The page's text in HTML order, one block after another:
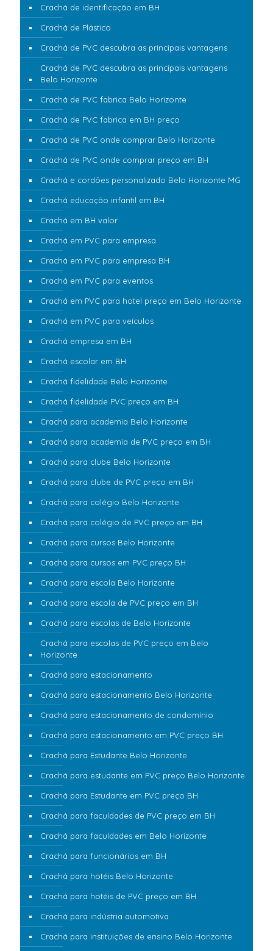
Crachá de identificação em BH
Crachá de Plástico
Crachá de PVC descubra as principais vantagens
Crachá de PVC descubra as principais vantagens
Belo Horizonte
Crachá de PVC fabrica Belo Horizonte
Crachá de PVC fabrica em BH preço
Crachá de PVC onde comprar Belo Horizonte
Crachá de PVC onde comprar preço em BH
Crachá e cordões personalizado Belo Horizonte MG
Crachá educação infantil em BH
Crachá em BH valor
Crachá em PVC para empresa
Crachá em PVC para empresa BH
Crachá em PVC para eventos
Crachá em PVC para hotel preço em Belo Horizonte
Crachá em PVC para veículos
Crachá empresa em BH
Crachá escolar em BH
Crachá fidelidade Belo Horizonte
Crachá fidelidade PVC preço em BH
Crachá para academia Belo Horizonte
Crachá para academia de PVC preço em BH
Crachá para clube Belo Horizonte
Crachá para clube de PVC preço em BH
Crachá para colégio Belo Horizonte
Crachá para colégio de PVC preço em BH
Crachá para cursos Belo Horizonte
Crachá para cursos em PVC preço BH
Crachá para escola Belo Horizonte
Crachá para escola de PVC preço em BH
Crachá para escolas de Belo Horizonte
Crachá para escolas de PVC preço em Belo
Horizonte
Crachá para estacionamento
Crachá para estacionamento Belo Horizonte
Crachá para estacionamento de condomínio
Crachá para estacionamento em PVC preço BH
Crachá para Estudante Belo Horizonte
Crachá para estudante em PVC preço Belo Horizonte
Crachá para Estudante em PVC preço BH
Crachá para faculdades de PVC preço em BH
Crachá para faculdades em Belo Horizonte
Crachá para funcionários em BH
Crachá para hotéis Belo Horizonte
Crachá para hotéis de PVC preço em BH
Crachá para indústria automotiva
Crachá para instituições de ensino Belo Horizonte